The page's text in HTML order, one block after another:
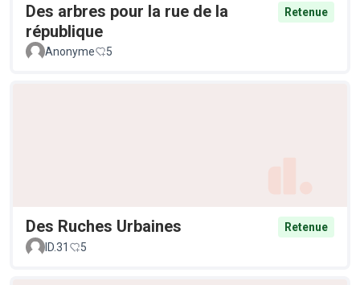
Des arbres pour la rue de la
république
Retenue
Anonyme 5
Des Ruches Urbaines
Retenue
ID.31
5